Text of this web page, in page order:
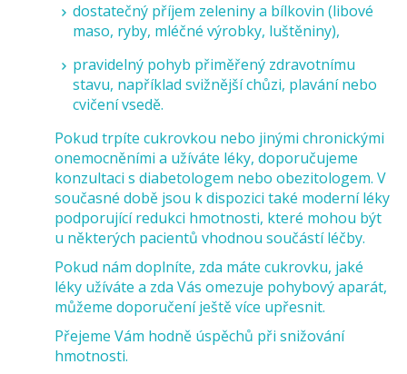
dostatečný příjem zeleniny a bílkovin (libové
maso, ryby, mléčné výrobky, luštěniny),
pravidelný pohyb přiměřený zdravotnímu
stavu, například svižnější chůzi, plavání nebo
cvičení vsedě.
Pokud trpíte cukrovkou nebo jinými chronickými
onemocněními a užíváte léky, doporučujeme
konzultaci s diabetologem nebo obezitologem. V
současné době jsou k dispozici také moderní léky
podporující redukci hmotnosti, které mohou být
u některých pacientů vhodnou součástí léčby.
Pokud nám doplníte, zda máte cukrovku, jaké
léky užíváte a zda Vás omezuje pohybový aparát,
můžeme doporučení ještě více upřesnit.
Přejeme Vám hodně úspěchů při snižování
hmotnosti.